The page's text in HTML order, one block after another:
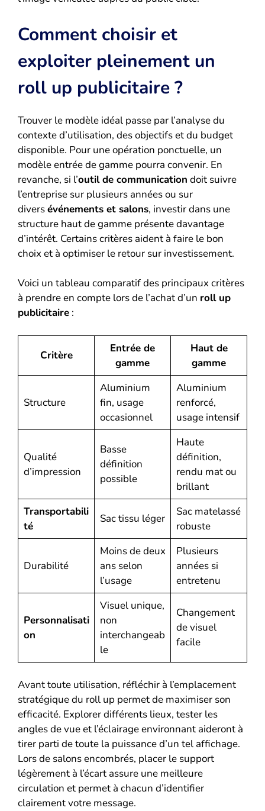
Comment choisir et
exploiter pleinement un
roll up publicitaire ?
Trouver le modèle idéal passe par l’analyse du
contexte d’utilisation, des objectifs et du budget
disponible. Pour une opération ponctuelle, un
modèle entrée de gamme pourra convenir. En
revanche, si l’outil de communication doit suivre
l’entreprise sur plusieurs années ou sur
diversévénements et salons, investir dans une
structure haut de gamme présente davantage
d’intérêt. Certains critères aident à faire le bon
choix et à optimiser le retour sur investissement.
Voici un tableau comparatif des principaux critères
à prendre en compte lors de l’achat d’un roll up
publicitaire :
Critère
Entrée de
gamme
Haut de
gamme
Structure
Aluminium
fin, usage
occasionnel
Aluminium
renforcé,
usage intensif
Qualité
d’impression
Basse
définition
possible
Haute
définition,
rendu mat ou
brillant
Transportabili
té
Sac tissu léger
Sac matelassé
robuste
Durabilité
Moins de deux
ans selon
l’usage
Plusieurs
années si
entretenu
Personnalisati
on
Visuel unique,
non
interchangeab
le
Changement
de visuel
facile
Avant toute utilisation, réfléchir à l’emplacement
stratégique du roll up permet de maximiser son
efficacité. Explorer différents lieux, tester les
angles de vue et l’éclairage environnant aideront à
tirer parti de toute la puissance d’un tel affichage.
Lors de salons encombrés, placer le support
légèrement à l’écart assure une meilleure
circulation et permet à chacun d’identifier
clairement votre message.